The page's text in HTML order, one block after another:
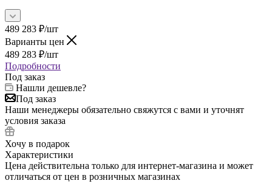
489 283 ₽/шт
Варианты цен
489 283 ₽/шт
Подробности
Под заказ
Нашли дешевле?
Под заказ
Наши менеджеры обязательно свяжутся с вами и уточнят
условия заказа
Хочу в подарок
Характеристики
Цена действительна только для интернет-магазина и может
отличаться от цен в розничных магазинах